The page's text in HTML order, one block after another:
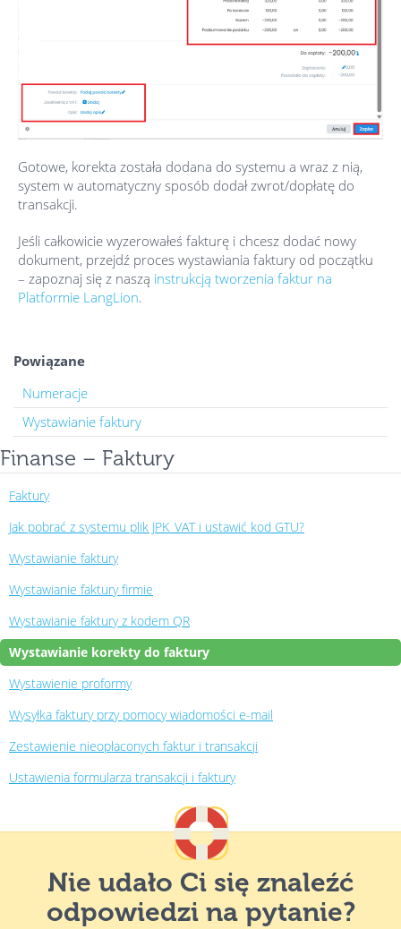
Gotowe, korekta została dodana do systemu a wraz z nią,
system w automatyczny sposób dodał zwrot/dopłatę do
transakcji.
Jeśli całkowicie wyzerowałeś fakturę i chcesz dodać nowy
dokument, przejdź proces wystawiania faktury od początku
– zapoznaj się z naszą instrukcją tworzenia faktur na
Platformie LangLion.
Powiązane
Numeracje
Wystawianie faktury
Finanse – Faktury
Faktury
Jak pobrać z systemu plik JPK_VAT i ustawić kod GTU?
Wystawianie faktury
Wystawianie faktury firmie
Wystawianie faktury z kodem QR
Wystawianie korekty do faktury
Wystawienie proformy
Wysyłka faktury przy pomocy wiadomości e-mail
Zestawienie nieopłaconych faktur i transakcji
Ustawienia formularza transakcji i faktury
Nie udało Ci się znaleźć
odpowiedzi na pytanie?